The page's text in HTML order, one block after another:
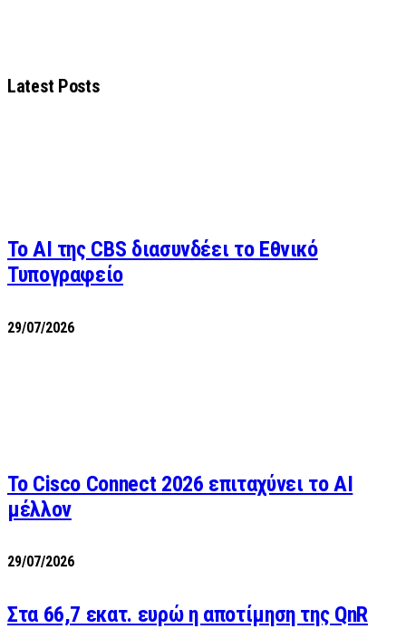
Latest Posts
Το AI της CBS διασυνδέει το Εθνικό
Τυπογραφείο
29/07/2026
Το Cisco Connect 2026 επιταχύνει το AI
μέλλον
29/07/2026
Στα 66,7 εκατ. ευρώ η αποτίμηση της QnR